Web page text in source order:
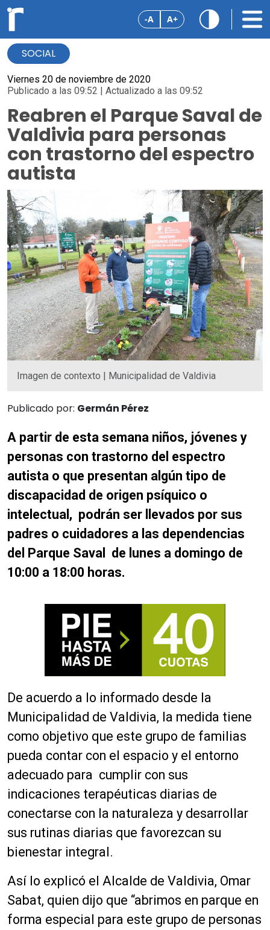
-A A+
SOCIAL
Viernes 20 de noviembre de 2020
Publicado a las 09:52 | Actualizado a las 09:52
Reabren el Parque Saval de
Valdivia para personas
con trastorno del espectro
autista
Imagen de contexto | Municipalidad de Valdivia
Publicado por: Germán Pérez
A partir de esta semana niños, jóvenes y
personas con trastorno del espectro
autista o que presentan algún tipo de
discapacidad de origen psíquico o
intelectual, podrán ser llevados por sus
padres o cuidadores a las dependencias
del Parque Saval de lunes a domingo de
10:00 a 18:00 horas.
De acuerdo a lo informado desde la
Municipalidad de Valdivia, la medida tiene
como objetivo que este grupo de familias
pueda contar con el espacio y el entorno
adecuado para cumplir con sus
indicaciones terapéuticas diarias de
conectarse con la naturaleza y desarrollar
sus rutinas diarias que favorezcan su
bienestar integral.
Así lo explicó el Alcalde de Valdivia, Omar
Sabat, quien dijo que “abrimos en parque en
forma especial para este grupo de personas